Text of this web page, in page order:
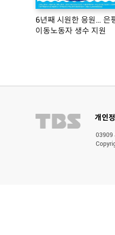
6년째 시원한 응원… 은
이동노동자 생수 지원
개인
03909